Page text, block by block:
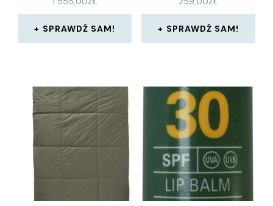
SPRAWDŹ SAM! SPRAWDŹ SAM!